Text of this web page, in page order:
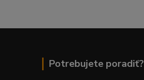
Potrebujete poradiť?